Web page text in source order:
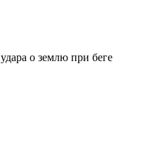
о землю при беге